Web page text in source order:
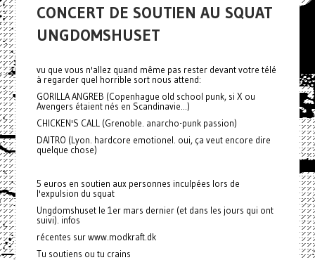
CONCERT DE SOUTIEN AU SQUAT
UNGDOMSHUSET
vu que vous n'allez quand même pas rester devant votre télé
à regarder quel horrible sort nous attend:
GORILLA ANGREB (Copenhague old school punk, si X ou
Avengers étaient nés en Scandinavie...)
CHICKEN'S CALL (Grenoble. anarcho-punk passion)
DAITRO (Lyon. hardcore emotionel. oui, ça veut encore dire
quelque chose)
5 euros en soutien aux personnes inculpées lors de
l'expulsion du squat
Ungdomshuset le 1er mars dernier (et dans les jours qui ont
suivi). infos
récentes sur www.modkraft.dk
Tu soutiens ou tu crains